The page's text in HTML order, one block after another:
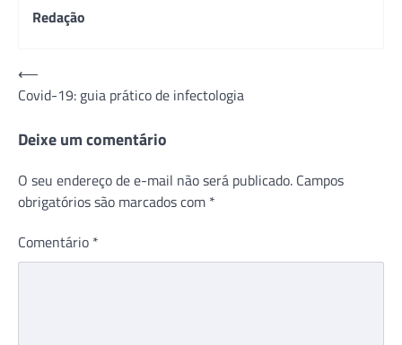
Redação
Navegação
de
Post
⟵
Covid-19: guia prático de infectologia
Deixe um comentário
O seu endereço de e-mail não será publicado. Campos
obrigatórios são marcados com *
Comentário *